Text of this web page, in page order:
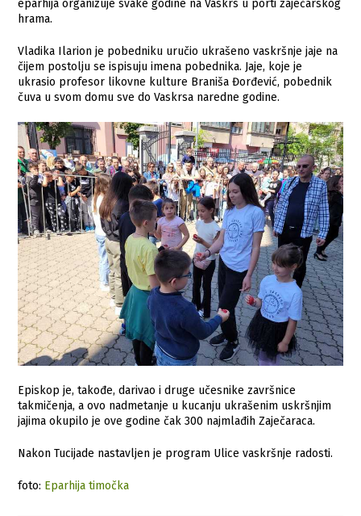
eparhija organizuje svake godine na Vaskrs u porti zaječarskog
hrama.
Vladika Ilarion je pobedniku uručio ukrašeno vaskršnje jaje na
čijem postolju se ispisuju imena pobednika. Jaje, koje je
ukrasio profesor likovne kulture Braniša Đorđević, pobednik
čuva u svom domu sve do Vaskrsa naredne godine.
Episkop je, takođe, darivao i druge učesnike završnice
takmičenja, a ovo nadmetanje u kucanju ukrašenim uskršnjim
jajima okupilo je ove godine čak 300 najmlađih Zaječaraca.
Nakon Tucijade nastavljen je program Ulice vaskršnje radosti.
foto: Eparhija timočka